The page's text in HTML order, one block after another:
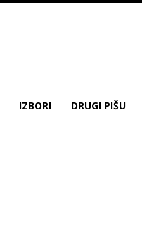
IZBORI DRUGI PIŠU